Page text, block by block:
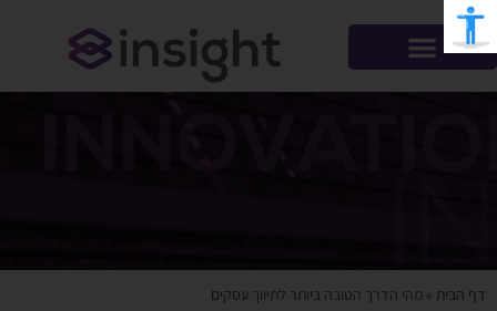
דף הבית » מהי הדרך הטובה ביותר לתיווך עסקים